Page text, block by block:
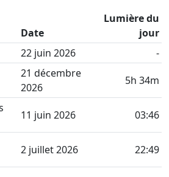
Date
Lumière du
jour
22 juin 2026 -
21 décembre
2026
5h 34m
11 juin 2026 03:46
2 juillet 2026 22:49